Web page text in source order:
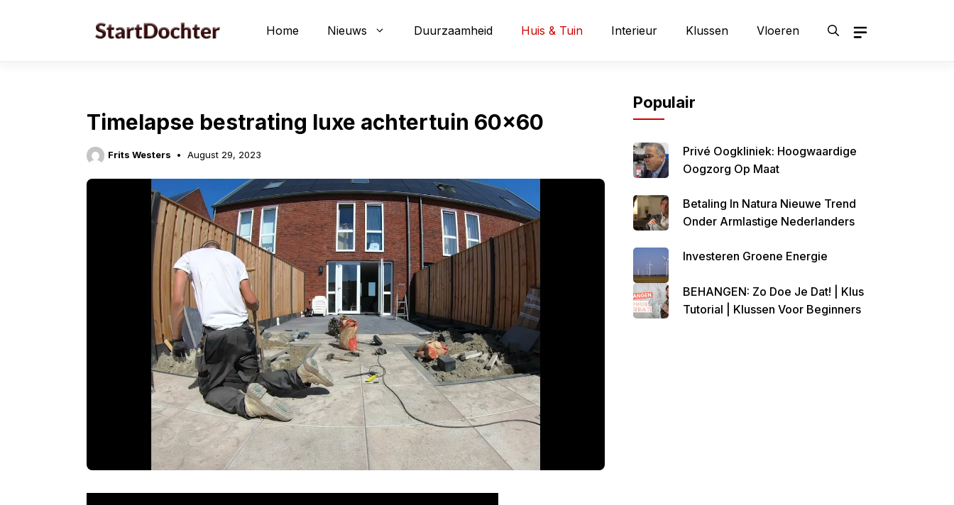
Home Nieuws Duurzaamheid Huis & Tuin Interieur Klussen Vloeren
Timelapse bestrating luxe achtertuin 60×60
Frits Westers August 29, 2023
Populair
Privé Oogkliniek: Hoogwaardige
Oogzorg Op Maat
Betaling In Natura Nieuwe Trend
Onder Armlastige Nederlanders
Investeren Groene Energie
BEHANGEN: Zo Doe Je Dat! | Klus
Tutorial | Klussen Voor Beginners